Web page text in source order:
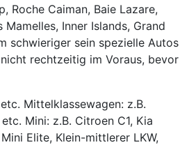
Roche Caiman, Baie Lazare,
Inner Islands, Grand
schwieriger sein spezielle Autos
rechtzeitig im Voraus, bevor
Mittelklassewagen: z.B.
Mini: z.B. Citroen C1, Kia
Elite, Klein-mittlerer LKW,